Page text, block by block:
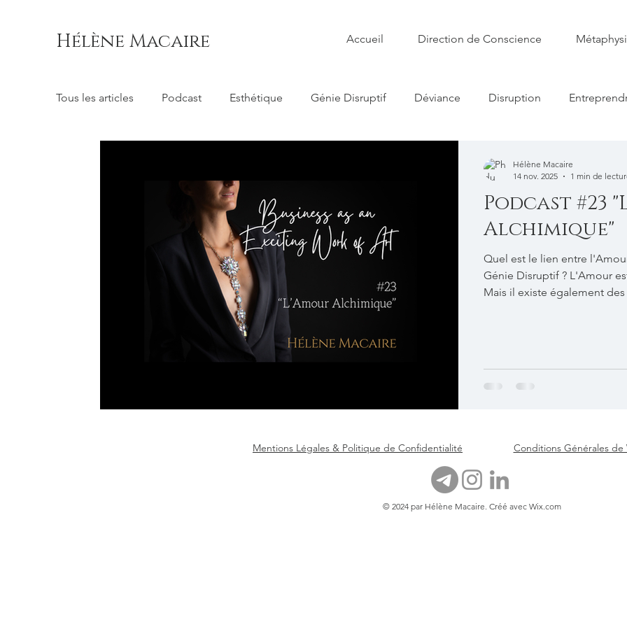
Hélène Macaire Accueil Direction de Conscience
Tous les articles Podcast Esthétique Génie Disruptif Déviance Disruption
Podcast #23
Alchimique"
Quel est le lien entre
Génie Disruptif ? L'Amour
Mais il existe également
Hélène Macaire
14 nov. 2025
1 min de
Mentions Légales & Politique de Confidentialité Conditions Générales de
© 2024 par Hélène Macaire. Créé avec Wix.com